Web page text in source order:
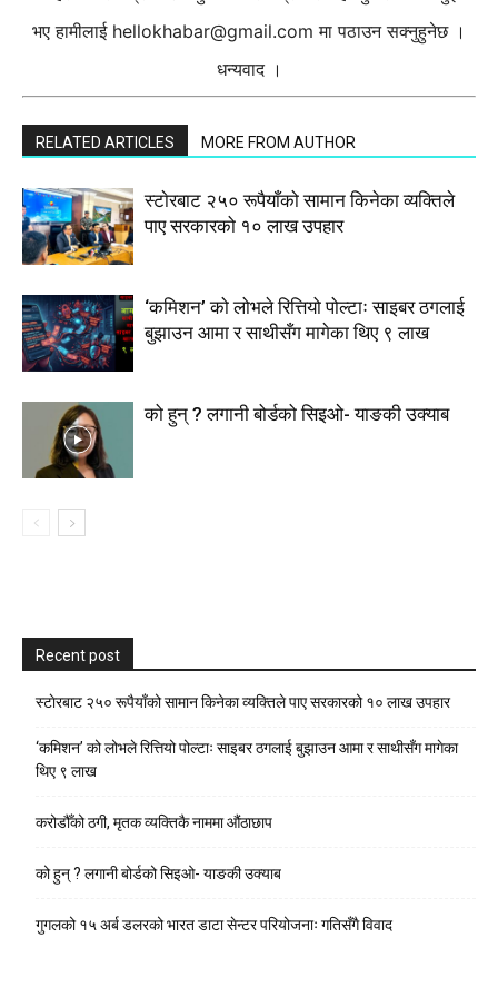
भए हामीलाई hellokhabar@gmail.com मा पठाउन सक्नुहुनेछ ।
धन्यवाद ।
RELATED ARTICLES MORE FROM AUTHOR
स्टाेरबाट २५० रूपैयाँको सामान किनेका व्यक्तिले
पाए सरकारको १० लाख उपहार
‘कमिशन’ को लोभले रित्तियो पोल्टाः साइबर ठगलाई
बुझाउन आमा र साथीसँग मागेका थिए ९ लाख
को हुन् ? लगानी बोर्डको सिइओ- याङकी उक्याब
Recent post
स्टाेरबाट २५० रूपैयाँको सामान किनेका व्यक्तिले पाए सरकारको १० लाख उपहार
‘कमिशन’ को लोभले रित्तियो पोल्टाः साइबर ठगलाई बुझाउन आमा र साथीसँग मागेका
थिए ९ लाख
करोडौँको ठगी, मृतक व्यक्तिकै नाममा औंठाछाप
को हुन् ? लगानी बोर्डको सिइओ- याङकी उक्याब
गुगलको १५ अर्ब डलरको भारत डाटा सेन्टर परियोजनाः गतिसँगै विवाद